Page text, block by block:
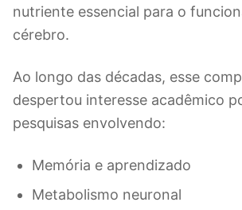
nutriente essencial para o
cérebro.
Ao longo das décadas, esse
despertou interesse acadêmico
pesquisas envolvendo:
Memória e aprendizado
Metabolismo neuronal